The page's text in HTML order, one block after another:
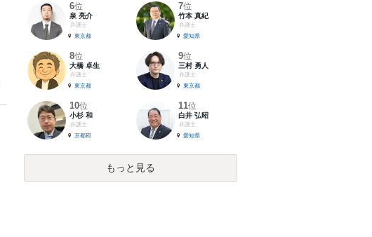
6位
泉 亮介
弁護士
東京都
7位
竹本 真紀
弁護士
愛知県
8位
大橋 卓生
弁護士
東京都
9位
三村 勇人
弁護士
東京都
10位
小杉 和
弁護士
京都府
11位
白井 弘昭
弁護士
愛知県
もっと見る